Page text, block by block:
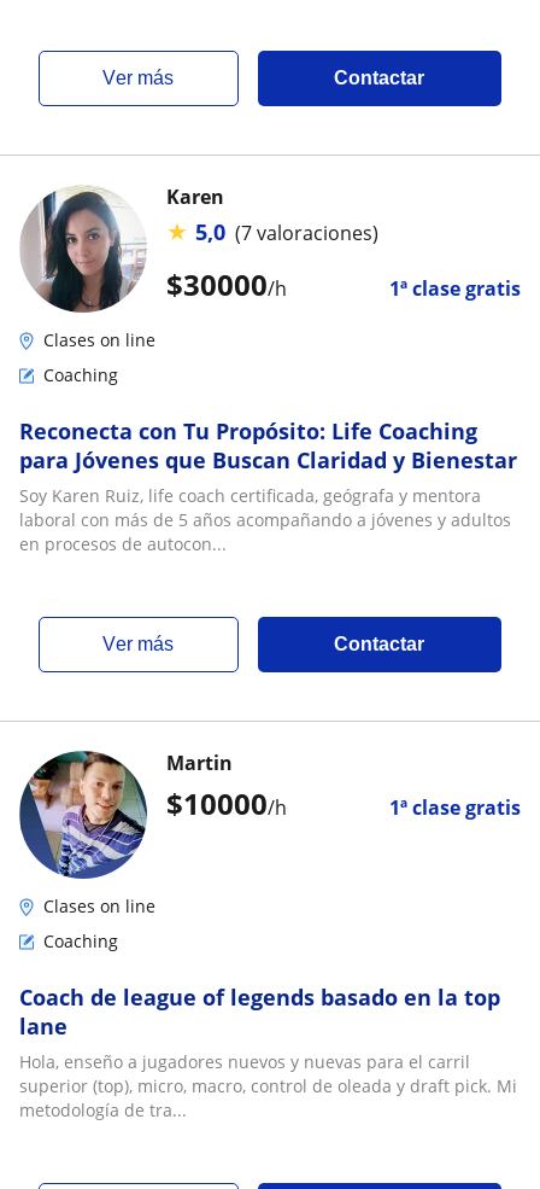
ver más Contactar
$30000/h 1ª clase gratis
Karen
★ 5,0 (7 valoraciones)
Clases on line
Coaching
Reconecta con Tu Propósito: Life Coaching
para Jóvenes que Buscan Claridad y Bienestar
Soy Karen Ruiz, life coach certificada, geógrafa y mentora
laboral con más de 5 años acompañando a jóvenes y adultos
en procesos de autocon...
ver más Contactar
$10000/h 1ª clase gratis
Martin
Clases on line
Coaching
Coach de league of legends basado en la top
lane
Hola, enseño a jugadores nuevos y nuevas para el carril
superior (top), micro, macro, control de oleada y draft pick. Mi
metodología de tra...